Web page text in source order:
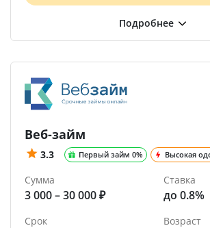
Веб-займ
3.3 Первый займ 0% Высокая
Сумма
3 000 – 30 000 ₽
Ставка
до 0.8%
Срок Возраст